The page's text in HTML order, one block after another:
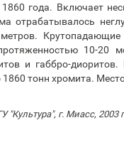
года. Включает
отрабатывалось
10-20
и габбро-
тонн хромита.
г. Миасс, 2003